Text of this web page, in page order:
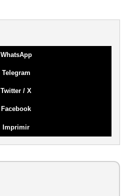
WhatsApp
Telegram
Twitter / X
Facebook
Imprimir